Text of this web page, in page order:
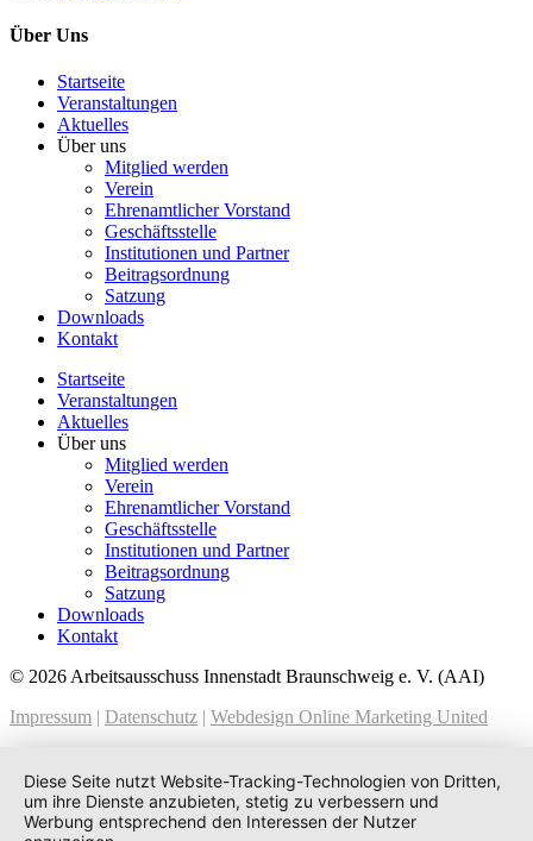
Über Uns
Startseite
Veranstaltungen
Aktuelles
Über uns
Mitglied werden
Verein
Ehrenamtlicher Vorstand
Geschäftsstelle
Institutionen und Partner
Beitragsordnung
Satzung
Downloads
Kontakt
Startseite
Veranstaltungen
Aktuelles
Über uns
Mitglied werden
Verein
Ehrenamtlicher Vorstand
Geschäftsstelle
Institutionen und Partner
Beitragsordnung
Satzung
Downloads
Kontakt
© 2026 Arbeitsausschuss Innenstadt Braunschweig e. V. (AAI)
Impressum | Datenschutz | Webdesign Online Marketing United
Diese Seite nutzt Website-Tracking-Technologien von Dritten,
um ihre Dienste anzubieten, stetig zu verbessern und
Werbung entsprechend den Interessen der Nutzer